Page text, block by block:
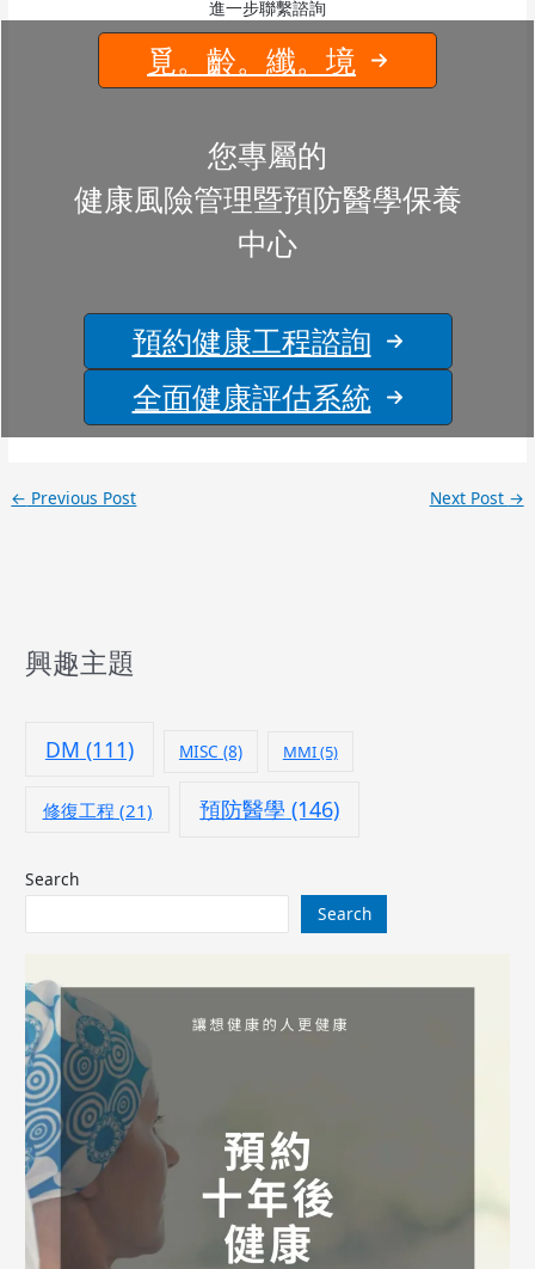
進一步聯繫諮詢
覓。齡。纖。境
您專屬的
健康風險管理暨預防醫學保養
中心
預約健康工程諮詢
全面健康評估系統
← Previous Post Next Post →
興趣主題
DM (111) MISC (8) MMI(5)
修復工程 (21) 預防醫學 (146)
Search
Search